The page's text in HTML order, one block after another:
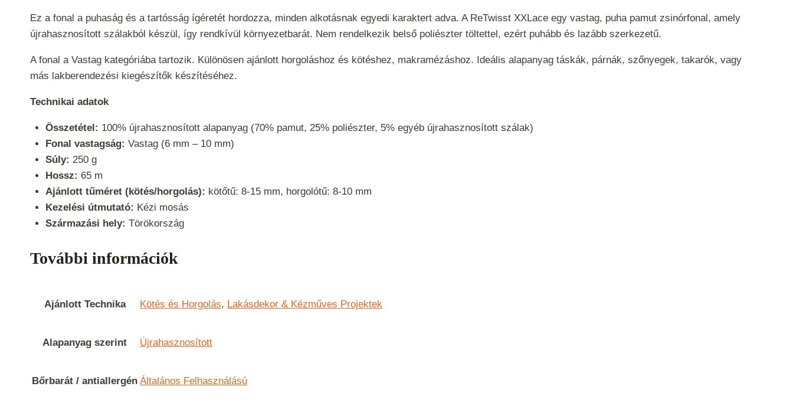
Ez a fonal a puhaság és a tartósság ígéretét hordozza, minden alkotásnak egyedi karaktert adva. A ReTwisst XXLace egy vastag, puha pamut zsinórfonal, amely
újrahasznosított szálakból készül, így rendkívül környezetbarát. Nem rendelkezik belső poliészter töltettel, ezért puhább és lazább szerkezetű.
A fonal a Vastag kategóriába tartozik. Különösen ajánlott horgoláshoz és kötéshez, makramézáshoz. Ideális alapanyag táskák, párnák, szőnyegek, takarók, vagy
más lakberendezési kiegészítők készítéséhez.
Technikai adatok
Összetétel: 100% újrahasznosított alapanyag (70% pamut, 25% poliészter, 5% egyéb újrahasznosított szálak)
Fonal vastagság: Vastag (6 mm – 10 mm)
Súly: 250 g
Hossz: 65 m
Ajánlott tűméret (kötés/horgolás): kötőtű: 8-15 mm, horgolótű: 8-10 mm
Kezelési útmutató: Kézi mosás
Származási hely: Törökország
További információk
Ajánlott Technika Kötés és Horgolás, Lakásdekor & Kézműves Projektek
Alapanyag szerint Újrahasznosított
Bőrbarát / antiallergén Általános Felhasználású